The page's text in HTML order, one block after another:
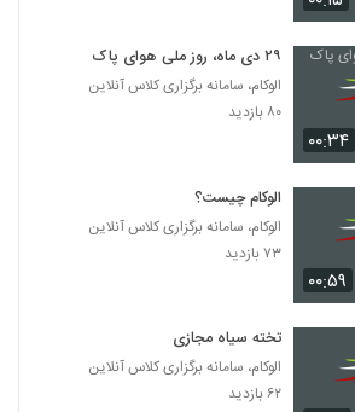
۰۰:۳۴
۲۹ دی ماه، روز ملی هوای پاک
الوکام، سامانه برگزاری کلاس آنلاین
۸۰ بازدید
۰۰:۵۹
الوکام چیست؟
الوکام، سامانه برگزاری کلاس آنلاین
۷۳ بازدید
تخته سیاه مجازی
الوکام، سامانه برگزاری کلاس آنلاین
۶۲ بازدید